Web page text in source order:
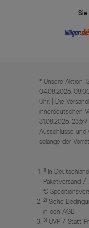
Sie
* Unsere Aktion
04.08.2026,
Uhr. | Die
innerdeutschen
31.08.2026,
Ausschlüsse und
solange der
1) In
Paketversand
€
2) Siehe
in den AGB
3) UVP / Statt